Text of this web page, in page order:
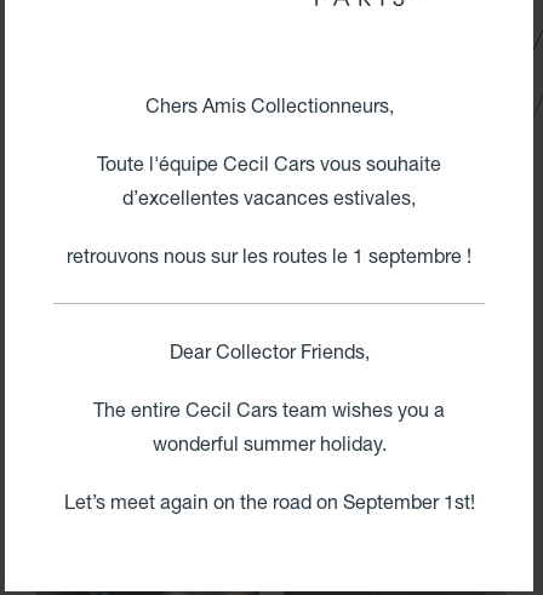
Chers Amis Collectionneurs,
Toute l'équipe Cecil Cars vous souhaite
d’excellentes vacances estivales,
retrouvons nous sur les routes le 1 septembre !
Dear Collector Friends,
The entire Cecil Cars team wishes you a
wonderful summer holiday.
Let’s meet again on the road on September 1st!